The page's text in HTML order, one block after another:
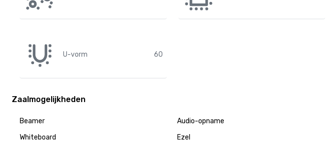
U-vorm 60
Zaalmogelijkheden
Beamer Audio-opname
Whiteboard
Ezel